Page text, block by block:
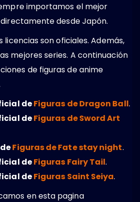
importamos el mejor
desde Japón.
licencias son oficiales. Además,
mejores series. A continuación
de figuras de anime
deFiguras de Dragon Ball.
deFiguras de Sword Art
Figuras de Fate stay night.
deFiguras Fairy Tail.
deFiguras Saint Seiya.
en esta pagina